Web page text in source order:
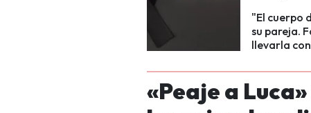
"El cuerpo
su pareja.
llevarla
«Peaje a